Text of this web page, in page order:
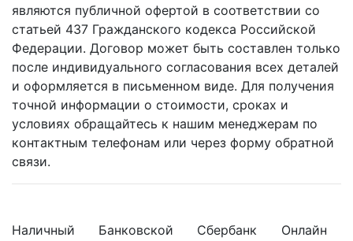
являются публичной офертой в соответствии со
статьей 437 Гражданского кодекса Российской
Федерации. Договор может быть составлен только
после индивидуального согласования всех деталей
и оформляется в письменном виде. Для получения
точной информации о стоимости, сроках и
условиях обращайтесь к нашим менеджерам по
контактным телефонам или через форму обратной
связи.
Наличный
Банковской
Сбербанк
Онлайн